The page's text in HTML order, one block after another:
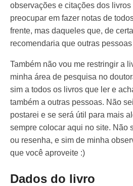
observações e citações dos
preocupar em fazer notas de
frente, mas daqueles que, de
recomendaria que outras
Também não vou me restringir a
minha área de pesquisa no
sim a todos os livros que ler e
também a outras pessoas. Não
postarei e se será útil para mais
sempre colocar aqui no site. Não
ou resenha, e sim de minha
que você aproveite :)
Dados do livro